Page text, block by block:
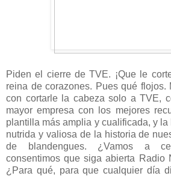
Piden el cierre de TVE. ¡Que le
reina de corazones. Pues qué flojos.
con cortarle la cabeza solo a TVE,
mayor empresa con los mejores
plantilla más amplia y cualificada, y
nutrida y valiosa de la historia de
de blandengues. ¿Vamos a
consentimos que siga abierta Radio
¿Para qué, para que cualquier día